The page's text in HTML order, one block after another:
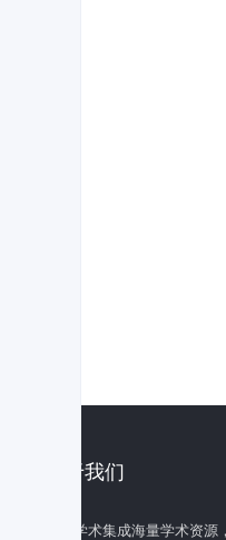
关于我们
百度学术集成海量学术资